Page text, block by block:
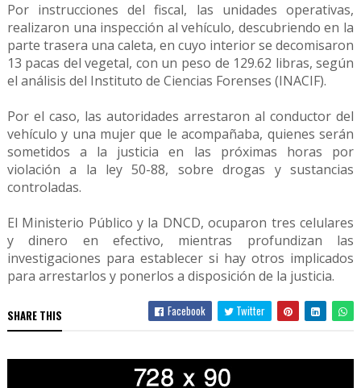
Por instrucciones del fiscal, las unidades operativas,
realizaron una inspección al vehículo, descubriendo en la
parte trasera una caleta, en cuyo interior se decomisaron
13 pacas del vegetal, con un peso de 129.62 libras, según
el análisis del Instituto de Ciencias Forenses (INACIF).
Por el caso, las autoridades arrestaron al conductor del
vehículo y una mujer que le acompañaba, quienes serán
sometidos a la justicia en las próximas horas por
violación a la ley 50-88, sobre drogas y sustancias
controladas.
El Ministerio Público y la DNCD, ocuparon tres celulares
y dinero en efectivo, mientras profundizan las
investigaciones para establecer si hay otros implicados
para arrestarlos y ponerlos a disposición de la justicia.
SHARE THIS Facebook Twitter